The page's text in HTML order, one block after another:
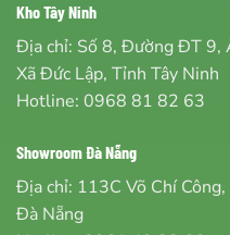
Kho Tây Ninh
Địa chỉ: Số 8, Đường ĐT 9,
Xã Đức Lập, Tỉnh Tây Ninh
Hotline: 0968 81 82 63
Showroom Đà Nẵng
Địa chỉ: 113C Võ Chí
Đà Nẵng